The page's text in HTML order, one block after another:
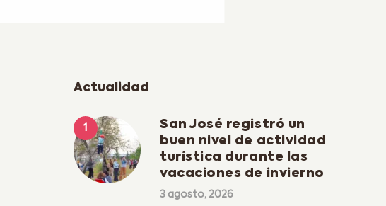
Actualidad
San José registró un
buen nivel de actividad
turística durante las
vacaciones de invierno
3 agosto, 2026